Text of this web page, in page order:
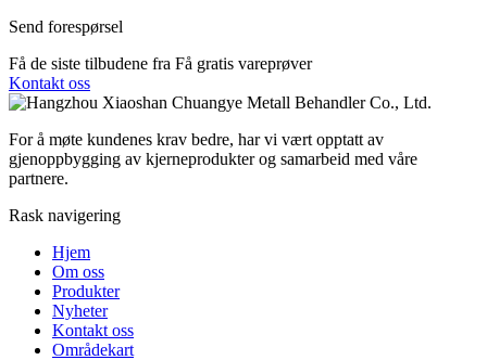
Send forespørsel
Få de siste tilbudene fra Få gratis vareprøver
Kontakt oss
For å møte kundenes krav bedre, har vi vært opptatt av
gjenoppbygging av kjerneprodukter og samarbeid med våre
partnere.
Rask navigering
Hjem
Om oss
Produkter
Nyheter
Kontakt oss
Områdekart